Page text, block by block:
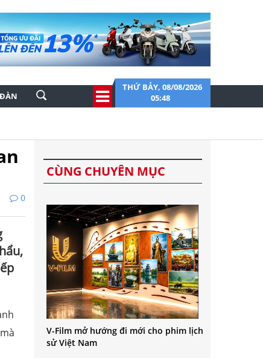
THỨ BẢY, 08/08/2026
05:48
0
CÙNG CHUYÊN MỤC
V-Film mở hướng đi mới cho phim lịch
sử Việt Nam